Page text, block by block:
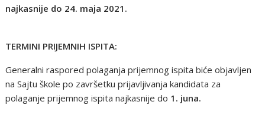
najkasnije do 24. maja 2021.
TERMINI PRIJEMNIH ISPITA:
Generalni raspored polaganja prijemnog ispita biće objavljen
na Sajtu škole po završetku prijavljivanja kandidata za
polaganje prijemnog ispita najkasnije do 1. juna.